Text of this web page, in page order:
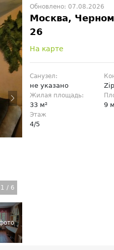
1 / 6
Обновлено: 07.08.2026
Москва,
26
На карте
Санузел:
не указано
Жилая площадь:
33 м² 9
Этаж
4/5